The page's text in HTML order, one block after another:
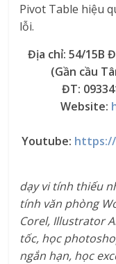
Pivot Table hiệu
lỗi.
Địa chỉ: 54/15B
(Gần cầu
ĐT:
Website:
Youtube:
dạy vi tính thiếu
tính văn phòng
Corel, Illustrator
tốc, học
ngắn hạn, học